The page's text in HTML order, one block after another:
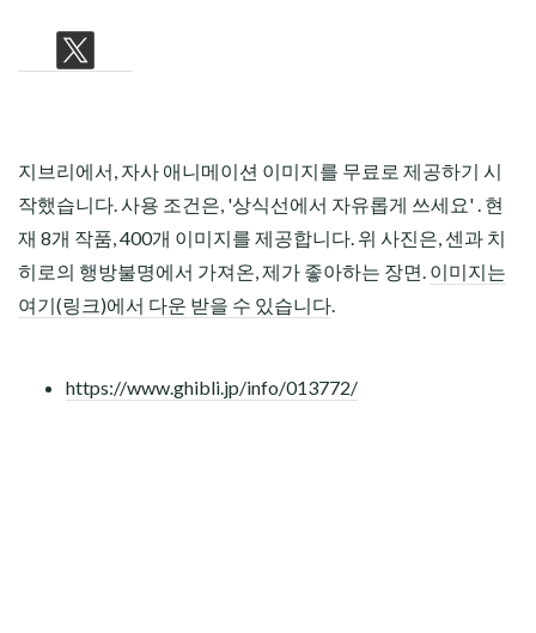
지브리에서, 자사 애니메이션 이미지를 무료로 제공하기 시
작했습니다. 사용 조건은, '상식선에서 자유롭게 쓰세요' . 현
재 8개 작품, 400개 이미지를 제공합니다. 위 사진은, 센과 치
히로의 행방불명에서 가져온, 제가 좋아하는 장면. 이미지는
여기(링크)에서 다운 받을 수 있습니다.
https://www.ghibli.jp/info/013772/